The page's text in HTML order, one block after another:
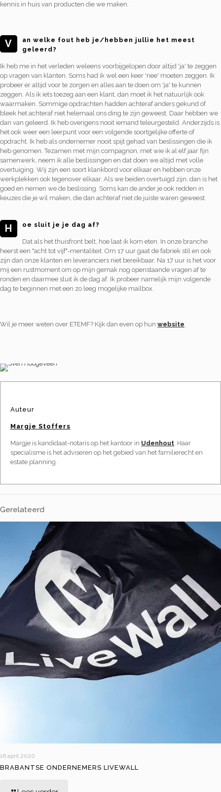
kennis in huis van producten die we maken.
V
an welke fout heb je/hebben jullie het meest
geleerd?
Ik heb me in het verleden weleens voorbijgelopen door altijd 'ja' te zeggen
op vragen van klanten. Soms had ik wel een keer 'nee' moeten zeggen. Ik
probeer er altijd voor te zorgen en alles aan te doen om 'ja' te kunnen
zeggen. Als ik iets toezeg aan een klant, dan moet ik het natuurlijk ook
waarmaken. Sommige opdrachten hadden achteraf anders gekund of
bleek het achteraf niet helemaal ons ding te zijn geweest. Daar hebben we
dan van geleerd. Ik heb overigens nooit iemand teleurgesteld. Anderzijds is
het ook weer een leerpunt voor een volgende soortgelijke offerte of
opdracht. Ik heb als ondernemer nooit spijt gehad van beslissingen die ik
heb genomen. Tezamen met mijn compagnon, met wie ik al elf jaar fijn
samenwerk, neem ik alle beslissingen en dat doen we altijd met volle
overtuiging. Wij zijn een soort klankbord voor elkaar en hebben onze
werkplekken ook tegenover elkaar. Als we beiden overtuigd zijn, dan is het
goed en nemen we de beslissing. Soms kan de ander je ook redden in
keuzes die je wil maken, die dan achteraf niet de juiste waren geweest.
H oe sluit je je dag af?
Dat als het thuisfront belt, hoe laat ik kom eten. In onze branche
heerst een "acht tot vijf"-mentaliteit. Om 17 uur gaat de fabriek stil en ook
zijn dan onze klanten en leveranciers niet bereikbaar. Na 17 uur is het voor
mij een rustmoment om op mijn gemak nog openstaande vragen af te
ronden en daarmee sluit ik de dag af. Ik probeer namelijk mijn volgende
dag te beginnen met een zo leeg mogelijke mailbox.
Wil je meer weten over ETEMF? Kijk dan even op hun website.
Auteur
Margje Stoffers
Margje is kandidaat-notaris op het kantoor in Udenhout. Haar
specialisme is het adviseren op het gebied van het familierecht en
estate planning.
Gerelateerd
16 april 2020
BRABANTSE ONDERNEMERS LIVEWALL